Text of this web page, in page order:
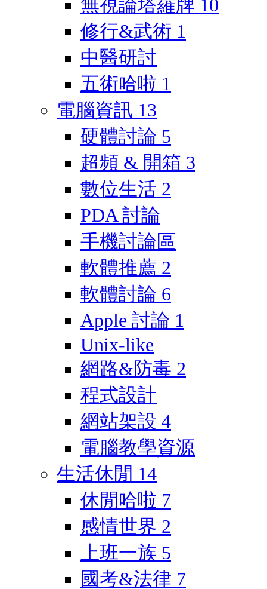
無視論塔羅牌 10
修行&武術 1
中醫研討
五術哈啦 1
電腦資訊 13
硬體討論 5
超頻 & 開箱 3
數位生活 2
PDA 討論
手機討論區
軟體推薦 2
軟體討論 6
Apple 討論 1
Unix-like
網路&防毒 2
程式設計
網站架設 4
電腦教學資源
生活休閒 14
休閒哈啦 7
感情世界 2
上班一族 5
國考&法律 7